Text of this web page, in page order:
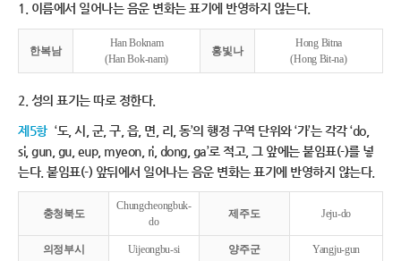
1. 이름에서 일어나는 음운 변화는 표기에 반영하지 않는다.
한복남
Han Boknam
(Han Bok-nam)
홍빛나
Hong Bitna
(Hong Bit-na)
2. 성의 표기는 따로 정한다.
제5항 ‘도, 시, 군, 구, 읍, 면, 리, 동’의 행정 구역 단위와 ‘가’는 각각 ‘do,
si, gun, gu, eup, myeon, ri, dong, ga’로 적고, 그 앞에는 붙임표(-)를 넣
는다. 붙임표(-) 앞뒤에서 일어나는 음운 변화는 표기에 반영하지 않는다.
충청북도
Chungcheongbuk-
do
제주도 Jeju-do
의정부시 Uijeongbu-si 양주군 Yangju-gun